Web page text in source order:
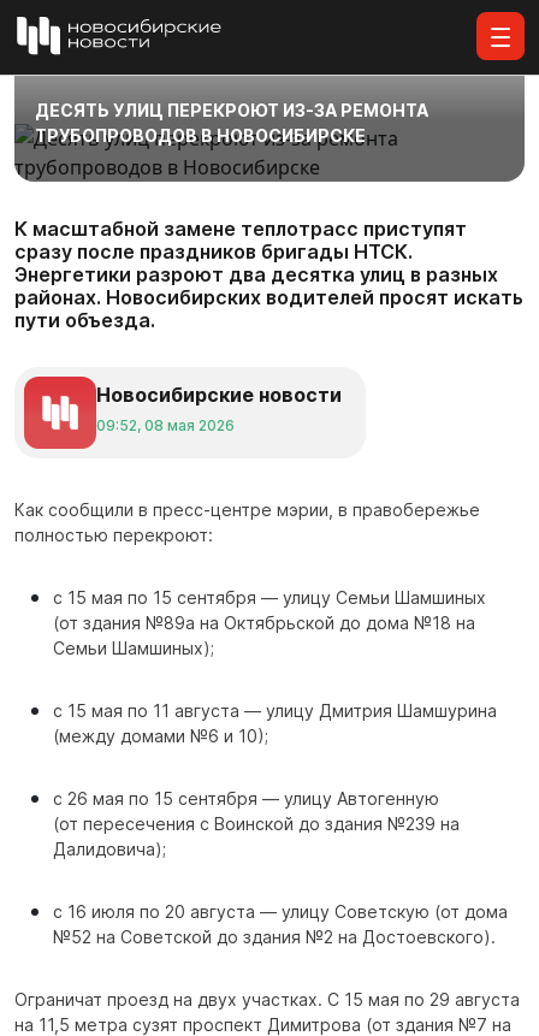
ДЕСЯТЬ УЛИЦ ПЕРЕКРОЮТ ИЗ-ЗА РЕМОНТА
ТРУБОПРОВОДОВ В НОВОСИБИРСКЕ
К масштабной замене теплотрасс приступят
сразу после праздников бригады НТСК.
Энергетики разроют два десятка улиц в разных
районах. Новосибирских водителей просят искать
пути объезда.
Новосибирские новости
09:52, 08 мая 2026
Как сообщили в пресс-центре мэрии, в правобережье
полностью перекроют:
с 15 мая по 15 сентября — улицу Семьи Шамшиных
(от здания №89а на Октябрьской до дома №18 на
Семьи Шамшиных);
с 15 мая по 11 августа — улицу Дмитрия Шамшурина
(между домами №6 и 10);
с 26 мая по 15 сентября — улицу Автогенную
(от пересечения с Воинской до здания №239 на
Далидовича);
с 16 июля по 20 августа — улицу Советскую (от дома
№52 на Советской до здания №2 на Достоевского).
Ограничат проезд на двух участках. С 15 мая по 29 августа
на 11,5 метра сузят проспект Димитрова (от здания №7 на